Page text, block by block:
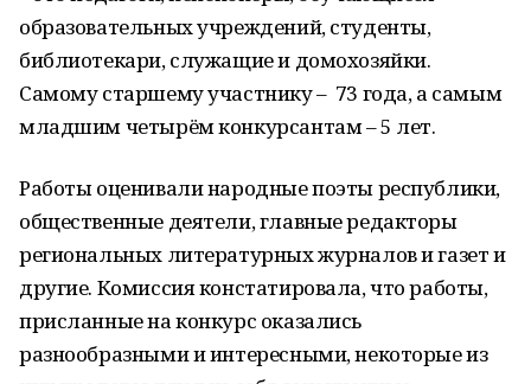
образовательных учреждений, студенты,
библиотекари, служащие и домохозяйки.
Самому старшему участнику – 73 года, а самым
младшим четырём конкурсантам – 5 лет.
Работы оценивали народные поэты республики,
общественные деятели, главные редакторы
региональных литературных журналов и газет и
другие. Комиссия констатировала, что работы,
присланные на конкурс оказались
разнообразными и интересными, некоторые из